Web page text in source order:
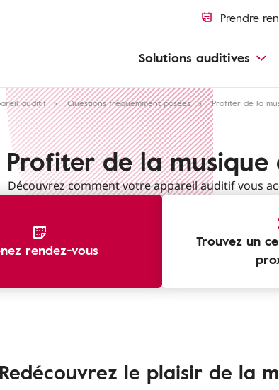
Prendre
Solutions auditives
auditif Questions fréquemment posées Profiter de la
Profiter de la
Découvrez comment votre appareil auditif vous
rendez-vous
Trouvez un
Redécouvrez le plaisir de la